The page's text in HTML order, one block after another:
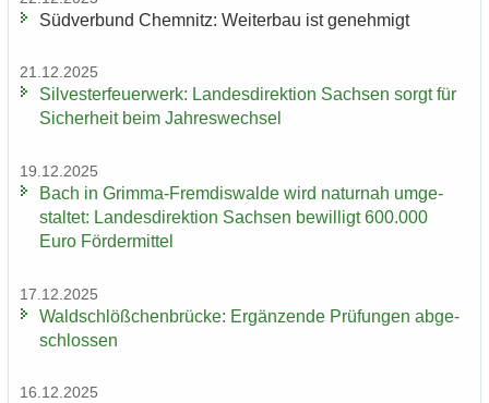
Süd­ver­bund Chem­nitz: Wei­ter­bau ist ge­neh­migt
21.12.2025
Sil­ves­ter­feu­er­werk: Lan­des­di­rek­ti­on Sach­sen sorgt für
Si­cher­heit beim Jah­res­wech­sel
19.12.2025
Bach in Grimma-​Fremdiswalde wird na­tur­nah um­ge­
stal­tet: Lan­des­di­rek­ti­on Sach­sen be­wil­ligt 600.000
Euro För­der­mit­tel
17.12.2025
Wald­schlöß­chen­brü­cke: Er­gän­zen­de Prü­fun­gen ab­ge­
schlos­sen
16.12.2025